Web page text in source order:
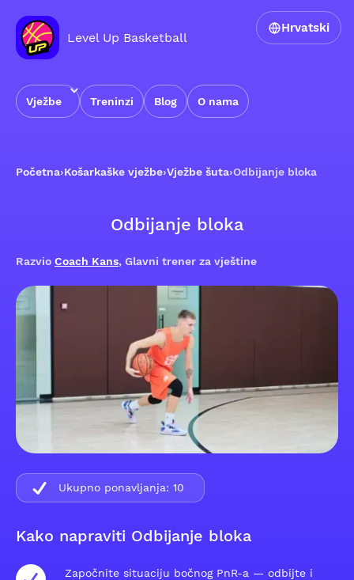
Level Up Basketball
Vježbe Treninzi Blog O nama
Hrvatski
Početna›Košarkaške vježbe›Vježbe šuta›Odbijanje bloka
Odbijanje bloka
Razvio Coach Kans, Glavni trener za vještine
Kako napraviti Odbijanje bloka
Započnite situaciju bočnog PnR-a — odbijte i
Ukupno ponavljanja: 10